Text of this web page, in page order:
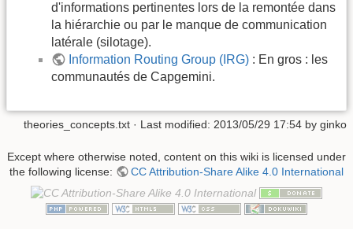
d'informations pertinentes lors de la remontée dans
la hiérarchie ou par le manque de communication
latérale (silotage).
Information Routing Group (IRG) : En gros : les
communautés de Capgemini.
theories_concepts.txt · Last modified: 2013/05/29 17:54 by ginko
Except where otherwise noted, content on this wiki is licensed under
the following license:
CC Attribution-Share Alike 4.0 International